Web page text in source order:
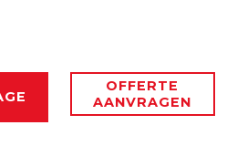
OFFERTE
AANVRAGEN